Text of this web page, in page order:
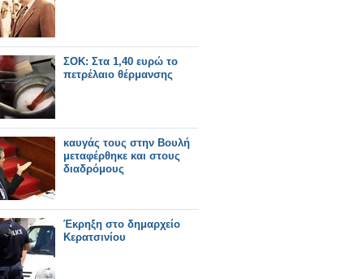
ΣΟΚ: Στα 1,40 ευρώ το
πετρέλαιο θέρμανσης
καυγάς τους στην Βουλή
μεταφέρθηκε και στους
διαδρόμους
Έκρηξη στο δημαρχείο
Κερατσινίου